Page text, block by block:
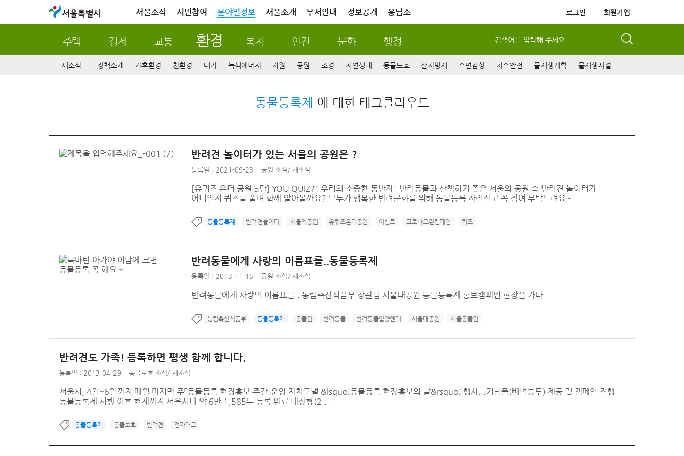
서울특별시 서울소식 시민참여 분야별정보 서울소개 부서안내 정보공개 응답소 로그인 회원가입
주택 경제 교통 환경 복지 안전 문화 행정 검색어를 입력해 주세요
새소식 정책소개 기후환경 친환경 대기 녹색에너지 자원 공원 조경 자연생태 동물보호 산지방재 수변감성 치수안전 물재생계획 물재생시설
동물등록제 에 대한 태그클라우드
반려견 놀이터가 있는 서울의 공원은 ?
등록일 : 2021-09-23 공원 소식/ 새소식
[유퀴즈 온더 공원 5탄] YOU QUIZ?! 우리의 소중한 동반자! 반려동물과 산책하기 좋은 서울의 공원 속 반려견 놀이터가
어디인지 퀴즈를 풀며 함께 알아볼까요? 모두가 행복한 반려문화를 위해 동물등록 자진신고 꼭 참여 부탁드려요~
동물등록제 반려견놀이터 서울의공원 유퀴즈온더공원 이벤트 코로나그린캠페인 퀴즈
반려동물에게 사랑의 이름표를..동물등록제
등록일 : 2013-11-15 공원 소식/ 새소식
반려동물에게 사랑의 이름표를.. 농림축산식품부 장관님 서울대공원 동물등록제 홍보캠페인 현장을 가다
농림축산식품부 동물등록제 동물원 반려동물 반려동물입양센터 서울대공원 서울동물원
반려견도 가족! 등록하면 평생 함께 합니다.
등록일 : 2013-04-29 동물보호 소식/ 새소식
서울시, 4월~6월까지 매월 마지막 주「동물등록 현장홍보 주간」운영 자치구별 &lsquo;동물등록 현장홍보의 날&rsquo; 행사...기념품(배변봉투) 제공 및 캠페인 진행
동물등록제 시행 이후 현재까지 서울시내 약 6만 1,585두 등록 완료 내장형(2...
동물등록제 동물보호 반려견 전자태그